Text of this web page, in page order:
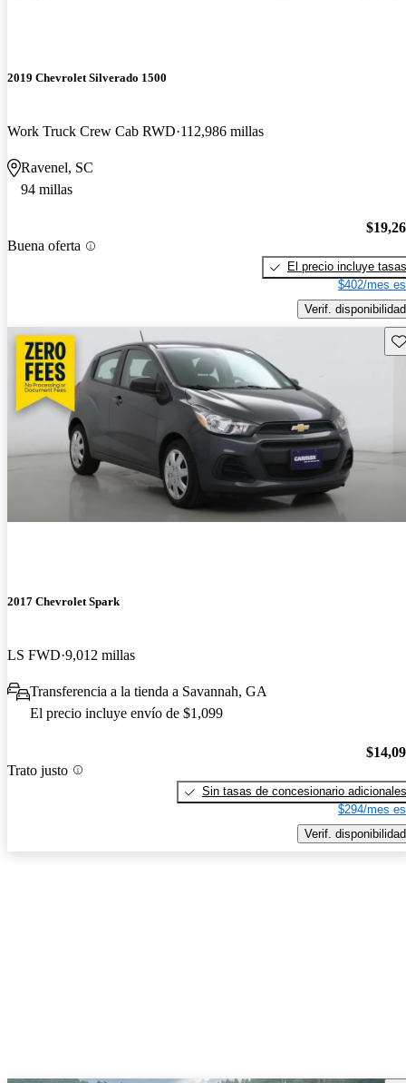
2019 Chevrolet Silverado 1500
Work Truck Crew Cab RWD 112,986 millas
Ravenel, SC
94 millas
Buena oferta
El precio incluye tasas
$402/mes
Verif. disponibilidad
2017 Chevrolet Spark
LS FWD 9,012 millas
Transferencia a la tienda a Savannah, GA
El precio incluye envío de $1,099
Trato justo
Sin tasas de concesionario adicionales
$294/mes
Verif. disponibilidad